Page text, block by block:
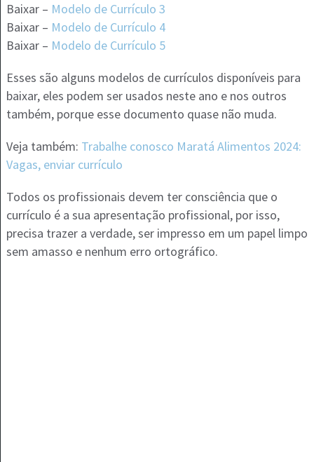
Baixar – Modelo de Currículo 3
Baixar – Modelo de Currículo 4
Baixar – Modelo de Currículo 5
Esses são alguns modelos de currículos disponíveis para
baixar, eles podem ser usados neste ano e nos outros
também, porque esse documento quase não muda.
Veja também: Trabalhe conosco Maratá Alimentos 2024:
Vagas, enviar currículo
Todos os profissionais devem ter consciência que o
currículo é a sua apresentação profissional, por isso,
precisa trazer a verdade, ser impresso em um papel limpo
sem amasso e nenhum erro ortográfico.